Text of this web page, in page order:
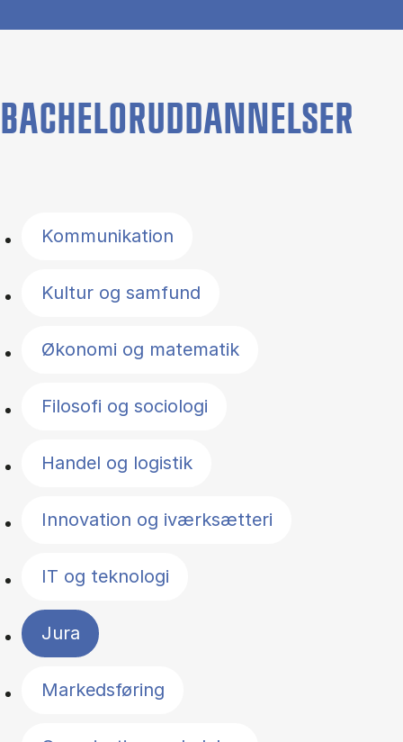
BACHELORUDDANNELSER
Kommunikation
Kultur og samfund
Økonomi og matematik
Filosofi og sociologi
Handel og logistik
Innovation og iværksætteri
IT og teknologi
Jura
Markedsføring